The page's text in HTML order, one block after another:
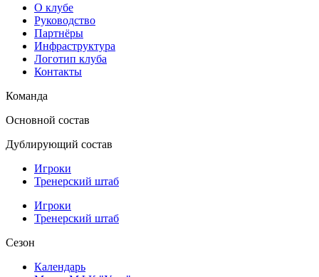
О клубе
Руководство
Партнёры
Инфраструктура
Логотип клуба
Контакты
Команда
Основной состав
Дублирующий состав
Игроки
Тренерский штаб
Игроки
Тренерский штаб
Сезон
Календарь